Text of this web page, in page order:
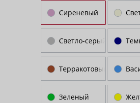
Сиреневый
Светло-серый
Терракотовый
Зеленый